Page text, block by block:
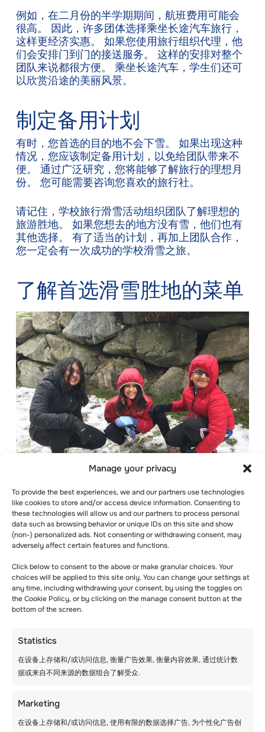
Manage your privacy
To provide the best experiences, we and our partners use technologies
like cookies to store and/or access device information. Consenting to
these technologies will allow us and our partners to process personal
data such as browsing behavior or unique IDs on this site and show
(non-) personalized ads. Not consenting or withdrawing consent, may
adversely affect certain features and functions.
Click below to consent to the above or make granular choices. Your
choices will be applied to this site only. You can change your settings at
any time, including withdrawing your consent, by using the toggles on
the Cookie Policy, or by clicking on the manage consent button at the
bottom of the screen.
Statistics
在设备上存储和/或访问信息, 衡量广告效果, 衡量内容效果, 通过统计数
据或来自不同来源的数据组合了解受众.
Marketing
在设备上存储和/或访问信息, 使用有限的数据选择广告, 为个性化广告创
例如，在二月份的半学期期间，航班费用可能会
很高。 因此，许多团体选择乘坐长途汽车旅行，
这样更经济实惠。 如果您使用旅行组织代理，他
们会安排门到门的接送服务。 这样的安排对整个
团队来说都很方便。 乘坐长途汽车，学生们还可
以欣赏沿途的美丽风景。
制定备用计划
有时，您首选的目的地不会下雪。 如果出现这种
情况，您应该制定备用计划，以免给团队带来不
便。 通过广泛研究，您将能够了解旅行的理想月
份。 您可能需要咨询您喜欢的旅行社。
请记住，学校旅行滑雪活动组织团队了解理想的
旅游胜地。 如果您想去的地方没有雪，他们也有
其他选择。 有了适当的计划，再加上团队合作，
您一定会有一次成功的学校滑雪之旅。
了解首选滑雪胜地的菜单
当今时代，很多人都在注意自己的饮食，食品是
一个需要考虑的关键因素。 许多家长对孩子的饮
食有限制。 因此，确定度假村提供的膳食非常重
要。 还要考虑您的团队的需求。
有些学生需要特殊饮食吗？ 是否有学生对某些餐
食不耐受？ 莱赛尔费斯有许多餐厅，可根据您的
需求提供不同的餐食。 无论您的团队中是否有素
假村联系，为每个人安排一份健康、友好和多样
化的菜单。
值得一提的是，每个国家的食物在制作和风格上
集在一起。 您不妨品尝不同类型的美食，了解学